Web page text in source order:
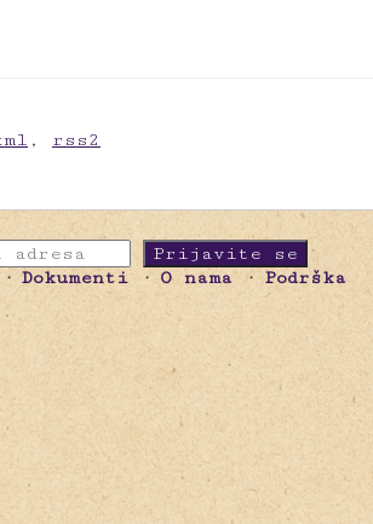
, rss2
Dokumenti O nama
Podrška